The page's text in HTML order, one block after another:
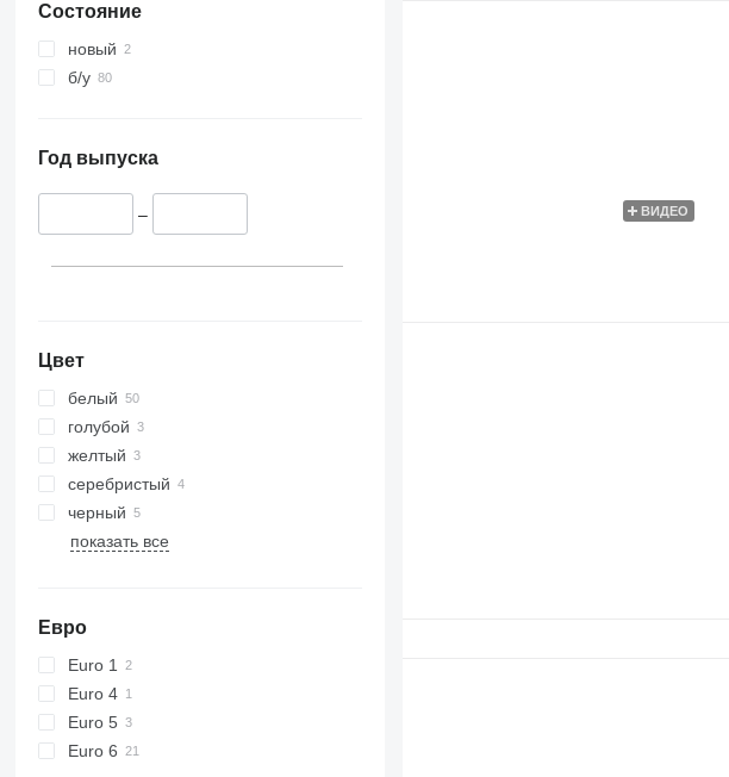
Состояние
новый
б/у
Год выпуска
–
Цвет
белый
голубой
желтый
серебристый
черный
показать все
Евро
Euro 1
Euro 4
Euro 5
Euro 6
ВИДЕО